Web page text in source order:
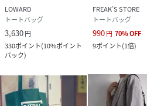
LOWARD
トートバッグ
3,630円
330ポイント(10%ポイント
バック)
FREAK’S STORE
トートバッグ
990円 70%OFF
9ポイント(1倍)